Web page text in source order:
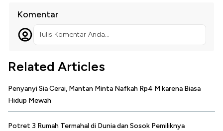
Komentar
Tulis Komentar Anda...
Related Articles
Penyanyi Sia Cerai, Mantan Minta Nafkah Rp4 M karena Biasa
Hidup Mewah
Potret 3 Rumah Termahal di Dunia dan Sosok Pemiliknya